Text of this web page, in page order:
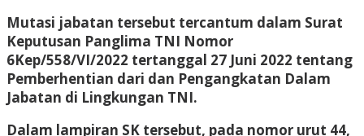
Mutasi jabatan tersebut tercantum dalam Surat
Keputusan Panglima TNI Nomor
6Kep/558/VI/2022 tertanggal 27 Juni 2022 tentang
Pemberhentian dari dan Pengangkatan Dalam
Jabatan di Lingkungan TNI.
Dalam lampiran SK tersebut, pada nomor urut 44,